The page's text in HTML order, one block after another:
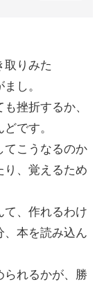
取りみた
し。
挫折するか、
です。
てこうなるのか
り、覚えるため
て、作れるわけ
、本を読み込ん
られるかが、勝